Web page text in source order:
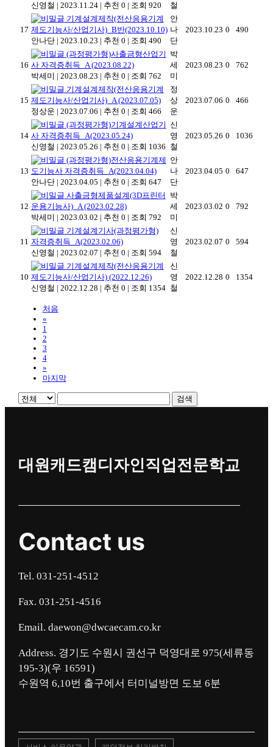
신영철 | 2023.11.24 | 추천 0 | 조회 920
철
17
기계설계제작(전산응용기계
제도기능사/산업기사)_B반(2023.10.10)
안나단 | 2023.10.23 | 추천 0 | 조회 490
안
나
단
2023.10.23 0 490
16
(과정평가형)사출금형산업기
사 자격증취득_A (2023.08.22)
박세미 | 2023.08.23 | 추천 0 | 조회 762
박
세
미
2023.08.23 0 762
15
기계설계제작(전산응용기계
제도기능사/산업기사)_A (2023.07.05)
정상운 | 2023.07.06 | 추천 0 | 조회 466
정
상
운
2023.07.06 0 466
14
(과정평가형)기계설계산업기
사 자격증취득_A(2023.05.24)
신영철 | 2023.05.26 | 추천 0 | 조회 1036
신
영
철
2023.05.26 0 1036
13
(과정평가형)전산응용기계제
도기능사 자격증취득_A(2023.04.04)
안나단 | 2023.04.05 | 추천 0 | 조회 647
안
나
단
2023.04.05 0 647
12
사출금형제품설계(3D프린터
운용기능사)_A (2023.02.28)
박세미 | 2023.03.02 | 추천 0 | 조회 792
박
세
미
2023.03.02 0 792
11
기계설계기사(과정평가형)
자격증취득_A(2023.02.06)
신영철 | 2023.02.07 | 추천 0 | 조회 594
신
영
철
2023.02.07 0 594
10
기계설계제작(전산응용기계
제도기능사/산업기사) (2022.12.26)
신영철 | 2022.12.28 | 추천 0 | 조회 1354
신
영
철
2022.12.28 0 1354
처음
«
1
2
3
4
»
마지막
검색
대원캐드캠디자인직업전문학교
Contact us
Tel. 031-251-4512
Fax. 031-251-4516
Email. daewon@dwcaecam.co.kr
Address. 경기도 수원시 권선구 덕영대로 975(세류동
195-3)(우 16591)